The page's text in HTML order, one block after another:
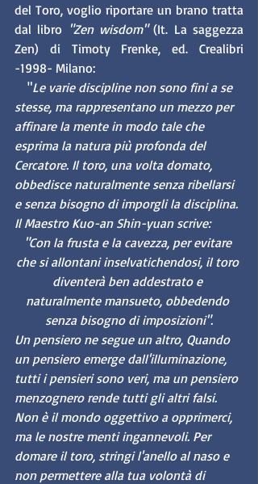
del Toro, voglio riportare un brano tratta
dal libro "Zen wisdom" (It. La saggezza
Zen) di Timoty Frenke, ed. Crealibri
-1998- Milano:
    "
Le varie discipline non sono fini a se
stesse, ma rappresentano un mezzo per
affinare la mente in modo tale che
esprima la natura più profonda del
Cercatore. Il toro, una volta domato,
obbedisce naturalmente senza ribellarsi
e senza bisogno di imporgli la disciplina.
Il Maestro Kuo-an Shin-yuan scrive:
"Con la frusta e la cavezza, per evitare
che si allontani inselvatichendosi, il toro
diventerà ben addestrato e
naturalmente mansueto, obbedendo
senza bisogno di imposizioni".
Un pensiero ne segue un altro, Quando
un pensiero emerge dall'illuminazione,
tutti i pensieri sono veri, ma un pensiero
menzognero rende tutti gli altri falsi.
Non è il mondo oggettivo a opprimerci,
ma le nostre menti ingannevoli. Per
domare il toro, stringi l'anello al naso e
non permettere alla tua volontà di